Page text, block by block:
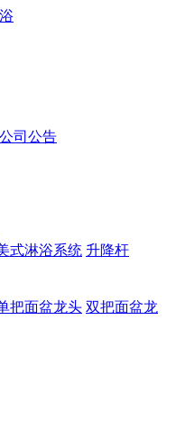
公司公告
式淋浴系统 升降杆
把面盆龙头 双把面盆龙